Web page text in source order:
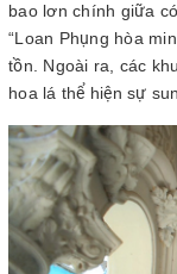
bao lơn chính giữa
“Loan Phụng hòa
tồn. Ngoài ra, các
hoa lá thể hiện sự